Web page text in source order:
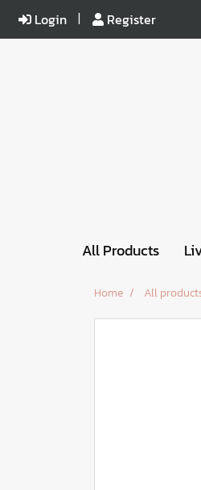
Login Register
All Products
Home All